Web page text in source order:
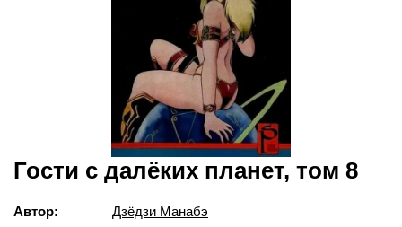
Гости с далёких планет, том 8
Автор: Дзёдзи Манабэ